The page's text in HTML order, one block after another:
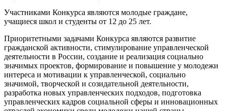
Участниками Конкурса являются молодые граждане,
учащиеся школ и студенты от 12 до 25 лет.
Приоритетными задачами Конкурса являются развитие
гражданской активности, стимулирование управленческой
деятельности в России, создание и реализация социально
значимых проектов, формирование и повышение у молодежи
интереса и мотивации к управленческой, социально
значимой, творческой и созидательной деятельности,
разработка новых управленческих подходов, подготовка
управленческих кадров социальной сферы и инновационных